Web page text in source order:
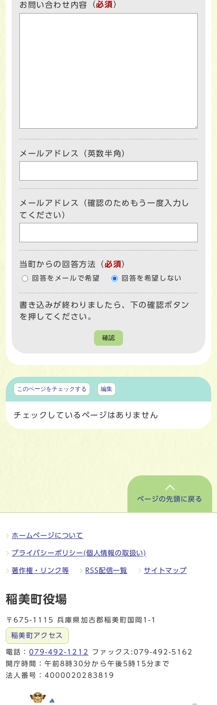
お問い合わせ内容 （必須）
メールアドレス（英数半角）
メールアドレス（確認のためもう一度入力し
てください）
当町からの回答方法 （必須）
回答をメールで希望 回答を希望しない
書き込みが終わりましたら、下の確認ボタン
を押してください。
確認
マイページ
このページをチェックする 編集
チェックしているページはありません
ページの先頭に戻る
ホームページについて
プライバシーポリシー(個人情報の取扱い)
著作権・リンク等 RSS配信一覧 サイトマップ
稲美町役場
〒675-1115 兵庫県加古郡稲美町国岡1-1
稲美町アクセス
電話：079-492-1212
ファックス:079-492-5162
開庁時間：午前8時30分から午後5時15分まで
法人番号：4000020283819